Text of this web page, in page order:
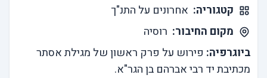
קטגוריה: אחרונים על התנ"ך
מקום החיבור: רוסיה
ביוגרפיה: פירוש על פרק ראשון של מגילת אסתר
מכתיבת יד רבי אברהם בן הגר"א.